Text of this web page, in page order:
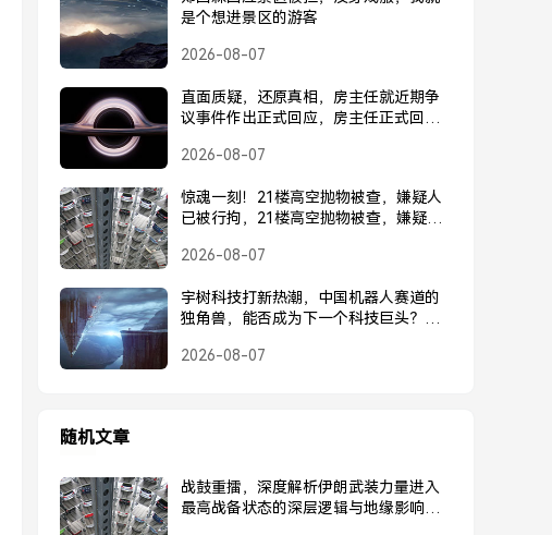
是个想进景区的游客
2026-08-07
直面质疑，还原真相，房主任就近期争
议事件作出正式回应，房主任正式回应
2026-08-07
惊魂一刻！21楼高空抛物被查，嫌疑人
已被行拘，21楼高空抛物被查，嫌疑人
2026-08-07
宇树科技打新热潮，中国机器人赛道的
独角兽，能否成为下一个科技巨头？宇
否成为下一个科技巨头？
2026-08-07
随机文章
战鼓重擂，深度解析伊朗武装力量进入
最高战备状态的深层逻辑与地缘影响，